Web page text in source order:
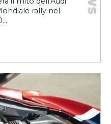
rally nel